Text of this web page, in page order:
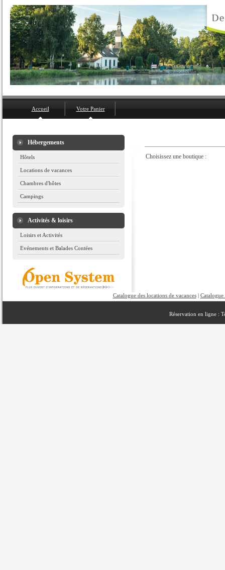
Accueil Votre Panier
Hébergements
Hôtels
Locations de vacances
Chambres d'hôtes
Campings
Activités & loisirs
Loisirs et Activités
Evénements et Balades Contées
Choisissez une boutique :
Catalogue des locations de vacances| Catalogue
Réservation en ligne :